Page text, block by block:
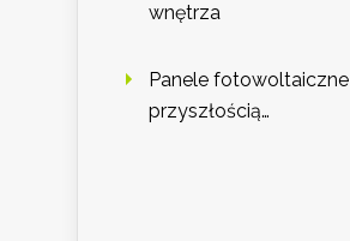
wnętrza
Panele fotowoltaiczne
przyszłością…